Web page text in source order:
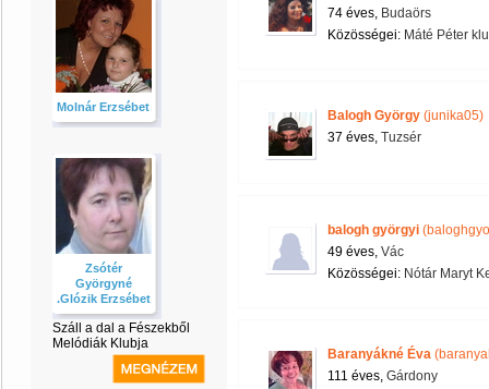
Molnár Erzsébet
Zsótér
Györgyné
.Glózik Erzsébet
Száll a dal a Fészekből
Melódiák Klubja
74 éves, Budaörs
Közösségei: Máté Péter
Balogh György (junika05)
37 éves, Tuzsér
balogh györgyi
49 éves, Vác
Közösségei: Nótár Maryt
Baranyákné Éva
111 éves, Gárdony